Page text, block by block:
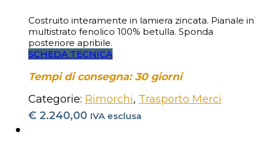
Costruito interamente in lamiera zincata. Pianale in
multistrato fenolico 100% betulla. Sponda
posteriore apribile.
SCHEDA TECNICA
Tempi di consegna: 30 giorni
Categorie: Rimorchi, Trasporto Merci
€ 2.240,00 IVA esclusa